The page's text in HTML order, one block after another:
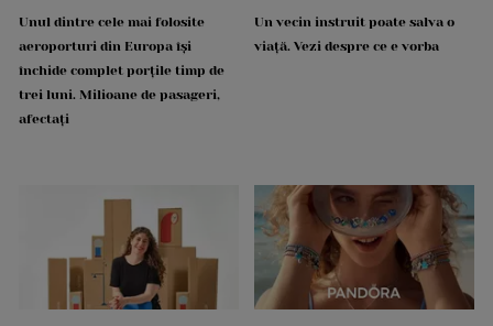
Unul dintre cele mai folosite
aeroporturi din Europa își
închide complet porțile timp de
trei luni. Milioane de pasageri,
afectați
Un vecin instruit poate salva o
viață. Vezi despre ce e vorba